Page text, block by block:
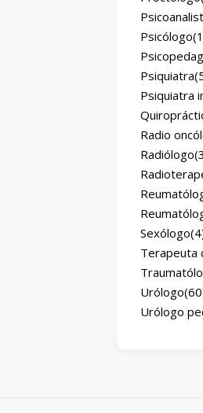
Psicólogo
Psiquiatra
Psiquiatra
Radio
Radiólogo
Sexólogo
Terapeuta
Urólogo
Urólogo